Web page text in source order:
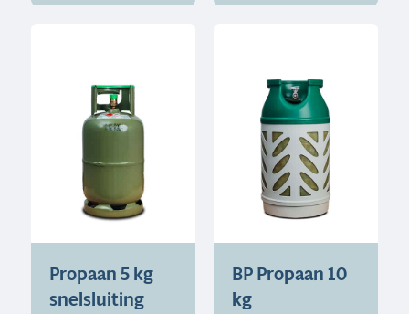
Propaan 5 kg
snelsluiting
BP Propaan 10
kg